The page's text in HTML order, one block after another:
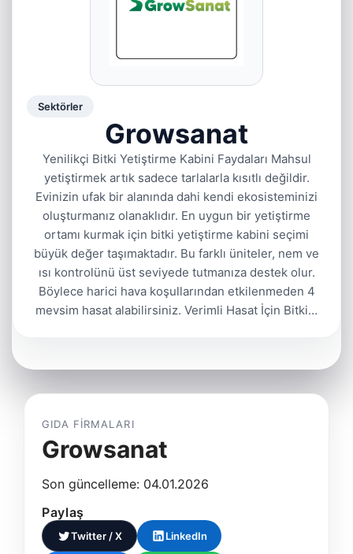
Sektörler
Growsanat
Yenilikçi Bitki Yetiştirme Kabini Faydaları Mahsul
yetiştirmek artık sadece tarlalarla kısıtlı değildir.
Evinizin ufak bir alanında dahi kendi ekosisteminizi
oluşturmanız olanaklıdır. En uygun bir yetiştirme
ortamı kurmak için bitki yetiştirme kabini seçimi
büyük değer taşımaktadır. Bu farklı üniteler, nem ve
ısı kontrolünü üst seviyede tutmanıza destek olur.
Böylece harici hava koşullarından etkilenmeden 4
mevsim hasat alabilirsiniz. Verimli Hasat İçin Bitki…
GIDA FIRMALARI
Growsanat
Son güncelleme: 04.01.2026
Paylaş
Twitter / X LinkedIn